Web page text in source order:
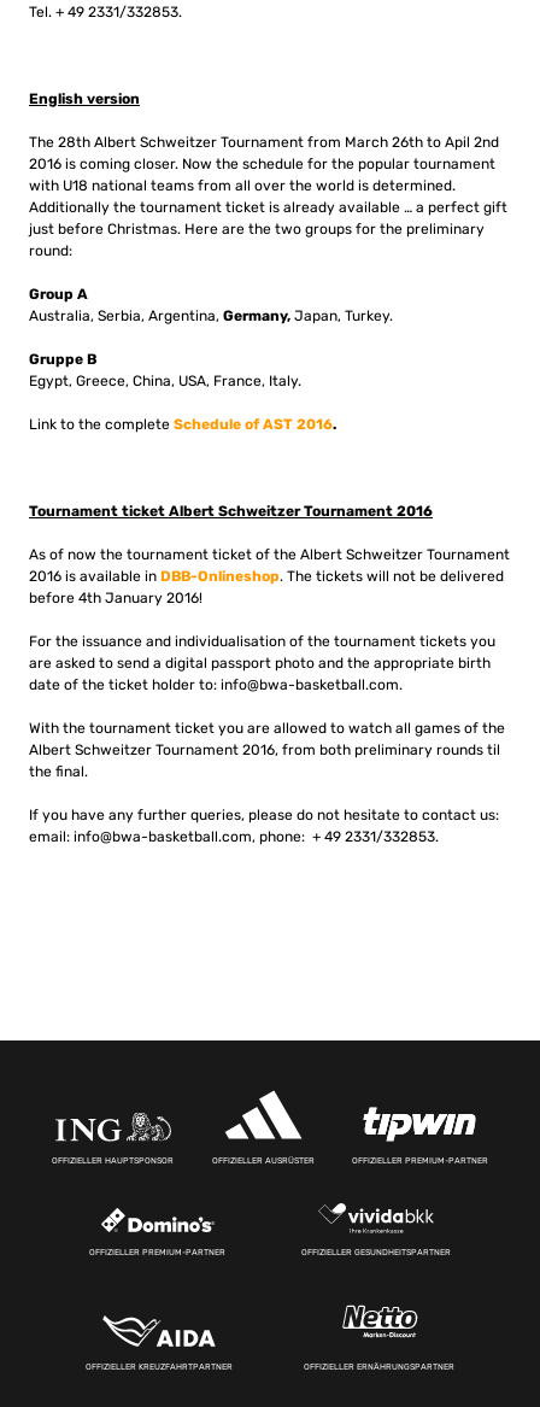
Tel. + 49 2331/332853.
English version
The 28th Albert Schweitzer Tournament from March 26th to Apil 2nd
2016 is coming closer. Now the schedule for the popular tournament
with U18 national teams from all over the world is determined.
Additionally the tournament ticket is already available … a perfect gift
just before Christmas. Here are the two groups for the preliminary
round:
Group A
Australia, Serbia, Argentina, Germany, Japan, Turkey.
Gruppe B
Egypt, Greece, China, USA, France, Italy.
Link to the complete Schedule of AST 2016.
Tournament ticket Albert Schweitzer Tournament 2016
As of now the tournament ticket of the Albert Schweitzer Tournament
2016 is available in DBB-Onlineshop. The tickets will not be delivered
before 4th January 2016!
For the issuance and individualisation of the tournament tickets you
are asked to send a digital passport photo and the appropriate birth
date of the ticket holder to: info@bwa-basketball.com.
With the tournament ticket you are allowed to watch all games of the
Albert Schweitzer Tournament 2016, from both preliminary rounds til
the final.
If you have any further queries, please do not hesitate to contact us:
email: info@bwa-basketball.com, phone: + 49 2331/332853.
OFFIZIELLER HAUPTSPONSOR OFFIZIELLER AUSRÜSTER OFFIZIELLER PREMIUM-PARTNER
OFFIZIELLER PREMIUM-PARTNER OFFIZIELLER GESUNDHEITSPARTNER
OFFIZIELLER KREUZFAHRTPARTNER OFFIZIELLER ERNÄHRUNGSPARTNER